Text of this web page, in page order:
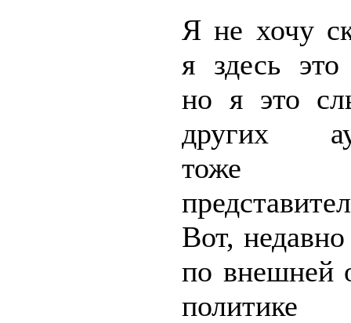
Я не хочу
я здесь
но я это
других
тоже
Вот,
по внешней